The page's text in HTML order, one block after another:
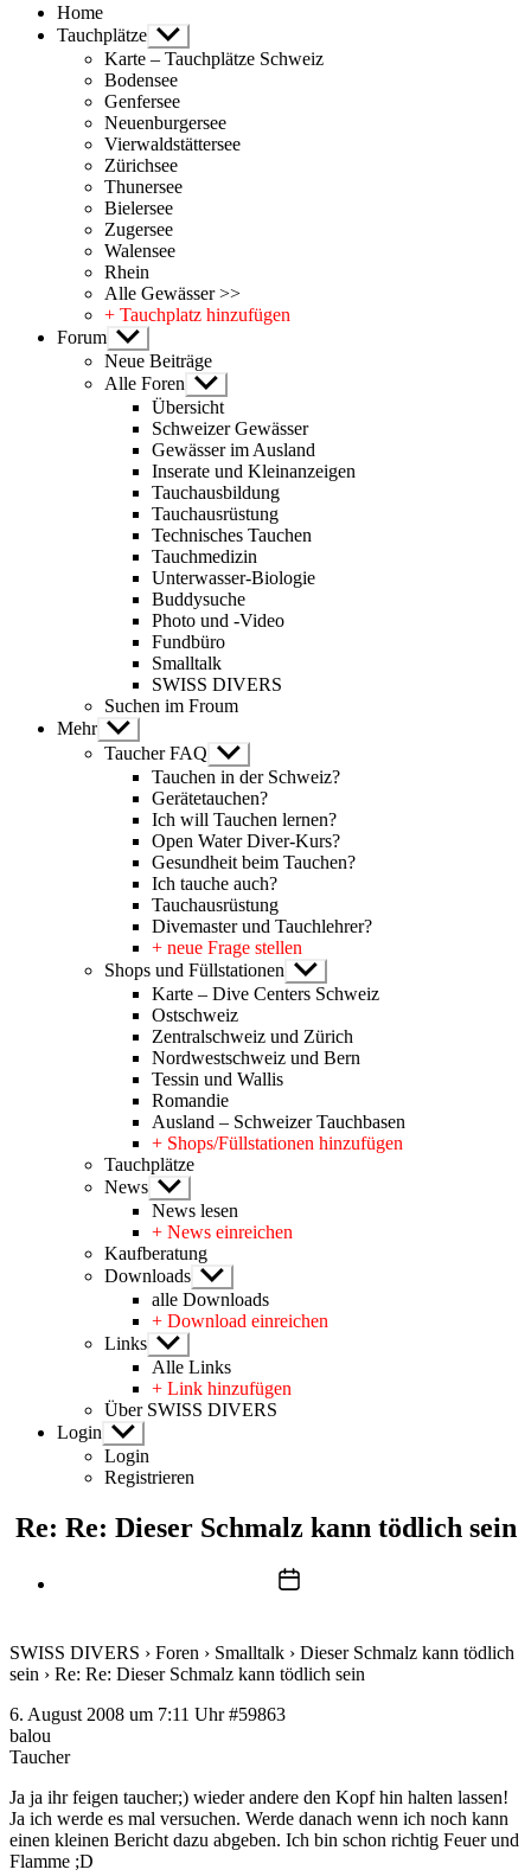
Home
Tauchplätze Untermenü
anzeigen
Karte – Tauchplätze Schweiz
Bodensee
Genfersee
Neuenburgersee
Vierwaldstättersee
Zürichsee
Thunersee
Bielersee
Zugersee
Walensee
Rhein
Alle Gewässer >>
+ Tauchplatz hinzufügen
Forum Untermenü
anzeigen
Neue Beiträge
Alle Foren Untermenü
anzeigen
Übersicht
Schweizer Gewässer
Gewässer im Ausland
Inserate und Kleinanzeigen
Tauchausbildung
Tauchausrüstung
Technisches Tauchen
Tauchmedizin
Unterwasser-Biologie
Buddysuche
Photo und -Video
Fundbüro
Smalltalk
SWISS DIVERS
Suchen im Froum
Mehr Untermenü
anzeigen
Taucher FAQ Untermenü
anzeigen
Tauchen in der Schweiz?
Gerätetauchen?
Ich will Tauchen lernen?
Open Water Diver-Kurs?
Gesundheit beim Tauchen?
Ich tauche auch?
Tauchausrüstung
Divemaster und Tauchlehrer?
+ neue Frage stellen
Shops und Füllstationen Untermenü
anzeigen
Karte – Dive Centers Schweiz
Ostschweiz
Zentralschweiz und Zürich
Nordwestschweiz und Bern
Tessin und Wallis
Romandie
Ausland – Schweizer Tauchbasen
+ Shops/Füllstationen hinzufügen
Tauchplätze
News Untermenü
anzeigen
News lesen
+ News einreichen
Kaufberatung
Downloads Untermenü
anzeigen
alle Downloads
+ Download einreichen
Links Untermenü
anzeigen
Alle Links
+ Link hinzufügen
Über SWISS DIVERS
Login Untermenü
anzeigen
Login
Registrieren
Re: Re: Dieser Schmalz kann tödlich sein
Beitragsdatum
SWISS DIVERS › Foren › Smalltalk › Dieser Schmalz kann tödlich
sein › Re: Re: Dieser Schmalz kann tödlich sein
6. August 2008 um 7:11 Uhr #59863
balou
Taucher
Ja ja ihr feigen taucher;) wieder andere den Kopf hin halten lassen!
Ja ich werde es mal versuchen. Werde danach wenn ich noch kann
einen kleinen Bericht dazu abgeben. Ich bin schon richtig Feuer und
Flamme ;D